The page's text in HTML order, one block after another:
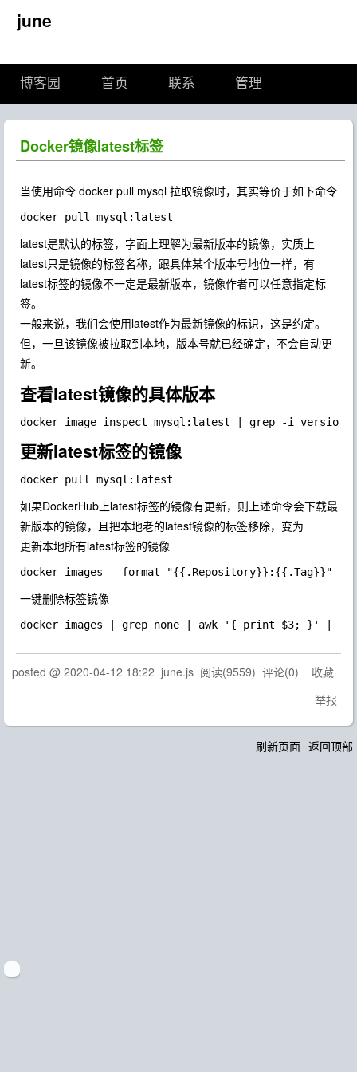
june
博客园 首页 联系 管理
Docker镜像latest标签
当使用命令 docker pull mysql 拉取镜像时，其实等价于如下命令
latest是默认的标签，字面上理解为最新版本的镜像，实质上
latest只是镜像的标签名称，跟具体某个版本号地位一样，有
latest标签的镜像不一定是最新版本，镜像作者可以任意指定标
签。
一般来说，我们会使用latest作为最新镜像的标识，这是约定。
但，一旦该镜像被拉取到本地，版本号就已经确定，不会自动更
新。
查看latest镜像的具体版本
更新latest标签的镜像
如果DockerHub上latest标签的镜像有更新，则上述命令会下载最
新版本的镜像，且把本地老的latest镜像的标签移除，变为
更新本地所有latest标签的镜像
一键删除标签镜像
posted @ 2020-04-12 18:22 june.js 阅读(9559) 评论(0) 收藏
举报
刷新页面 返回顶部